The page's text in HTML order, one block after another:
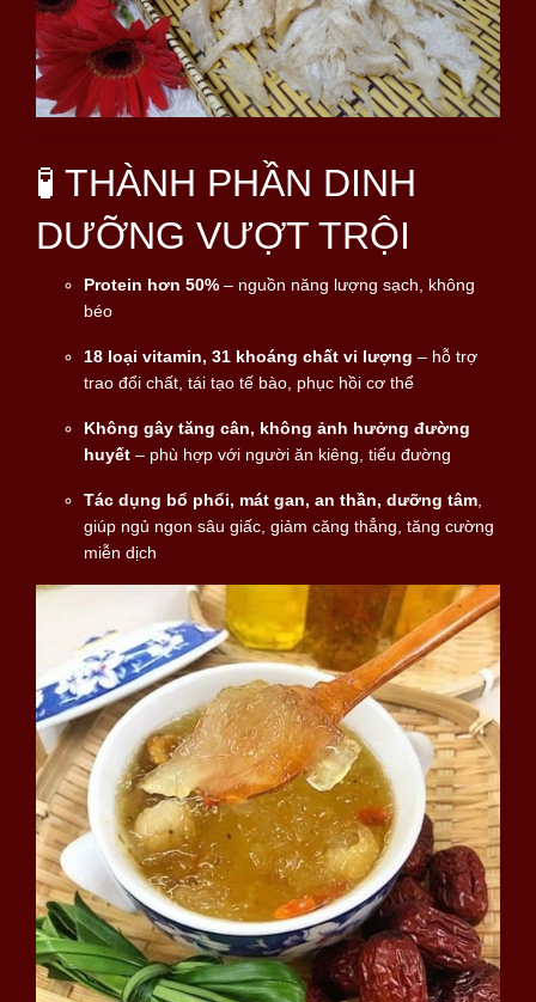
🧪 THÀNH PHẦN DINH
DƯỠNG VƯỢT TRỘI
Protein hơn 50% – nguồn năng lượng sạch, không
béo
18 loại vitamin, 31 khoáng chất vi lượng – hỗ trợ
trao đổi chất, tái tạo tế bào, phục hồi cơ thể
Không gây tăng cân, không ảnh hưởng đường
huyết – phù hợp với người ăn kiêng, tiểu đường
Tác dụng bổ phổi, mát gan, an thần, dưỡng tâm
giúp ngủ ngon sâu giấc, giảm căng thẳng, tăng cường
miễn dịch